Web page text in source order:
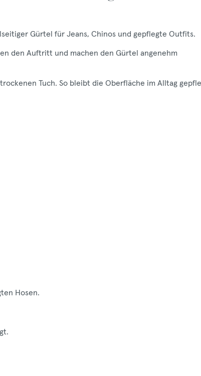
Gürtel für Jeans, Chinos und gepflegte Outfits.
den Auftritt und machen den Gürtel angenehm
Tuch. So bleibt die Oberfläche im Alltag
Hosen.